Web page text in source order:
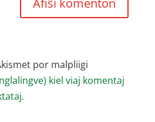
por malpliigi
kiel viaj komentaj